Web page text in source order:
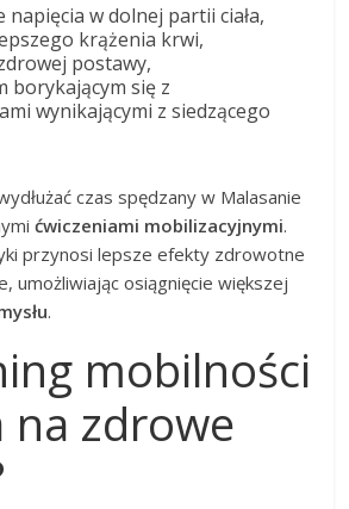
napięcia w dolnej partii ciała,
krążenia krwi,
postawy,
borykającym się z
wynikającymi z siedzącego
czas spędzany w Malasanie
ćwiczeniami mobilizacyjnymi.
przynosi lepsze efekty zdrowotne
umożliwiając osiągnięcie większej
.
mobilności
na zdrowe